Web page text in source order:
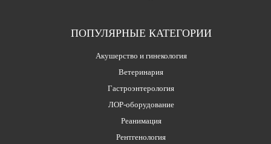
ПОПУЛЯРНЫЕ КАТЕГОРИИ
Акушерство и гинекология
Ветеринария
Гастроэнтерология
ЛОР-оборудование
Реанимация
Рентгенология